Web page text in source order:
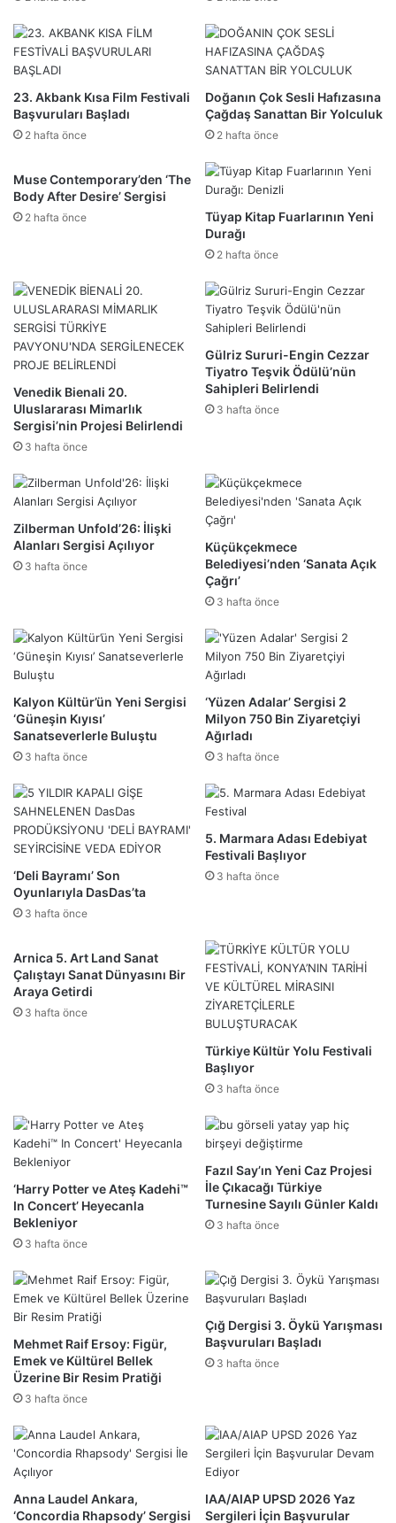
23. Akbank Kısa Film Festivali
Başvuruları Başladı
2 hafta önce
Doğanın Çok Sesli Hafızasına
Çağdaş Sanattan Bir Yolculuk
2 hafta önce
Muse Contemporary’den ‘The
Body After Desire’ Sergisi
2 hafta önce
Tüyap Kitap Fuarlarının Yeni
Durağı
2 hafta önce
Venedik Bienali 20.
Uluslararası Mimarlık
Sergisi’nin Projesi Belirlendi
3 hafta önce
Gülriz Sururi-Engin Cezzar
Tiyatro Teşvik Ödülü’nün
Sahipleri Belirlendi
3 hafta önce
Zilberman Unfold’26: İlişki
Alanları Sergisi Açılıyor
3 hafta önce
Küçükçekmece
Belediyesi’nden ‘Sanata Açık
Çağrı’
3 hafta önce
Kalyon Kültür’ün Yeni Sergisi
‘Güneşin Kıyısı’
Sanatseverlerle Buluştu
3 hafta önce
‘Yüzen Adalar’ Sergisi 2
Milyon 750 Bin Ziyaretçiyi
Ağırladı
3 hafta önce
‘Deli Bayramı’ Son
Oyunlarıyla DasDas’ta
3 hafta önce
5. Marmara Adası Edebiyat
Festivali Başlıyor
3 hafta önce
Arnica 5. Art Land Sanat
Çalıştayı Sanat Dünyasını Bir
Araya Getirdi
3 hafta önce
Türkiye Kültür Yolu Festivali
Başlıyor
3 hafta önce
‘Harry Potter ve Ateş Kadehi™
In Concert’ Heyecanla
Bekleniyor
3 hafta önce
Fazıl Say’ın Yeni Caz Projesi
İle Çıkacağı Türkiye
Turnesine Sayılı Günler Kaldı
3 hafta önce
Mehmet Raif Ersoy: Figür,
Emek ve Kültürel Bellek
Üzerine Bir Resim Pratiği
3 hafta önce
Çığ Dergisi 3. Öykü Yarışması
Başvuruları Başladı
3 hafta önce
Anna Laudel Ankara,
‘Concordia Rhapsody’ Sergisi
IAA/AIAP UPSD 2026 Yaz
Sergileri İçin Başvurular